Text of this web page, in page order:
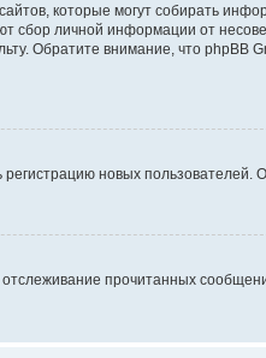
которые могут собирать
сбор личной информации от
Обратите внимание, что phpBB
новых пользователей.
прочитанных